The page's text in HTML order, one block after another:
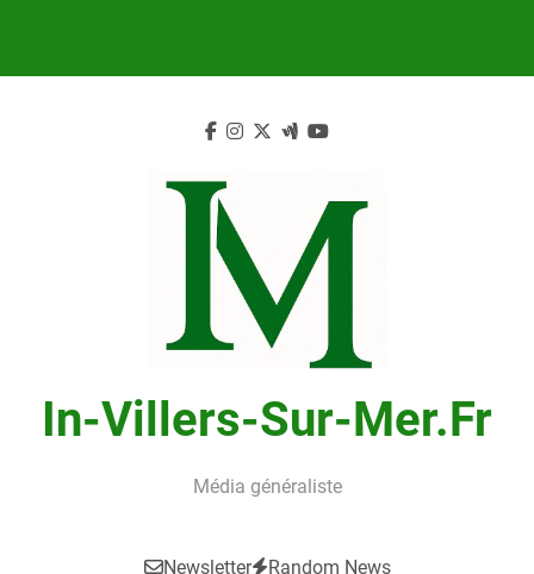
In-Villers-Sur-Mer.fr
Média généraliste
Newsletter Random News